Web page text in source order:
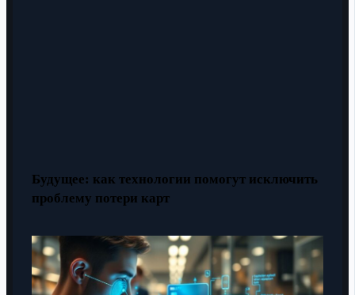
Будущее: как технологии помогут исключить
проблему потери карт